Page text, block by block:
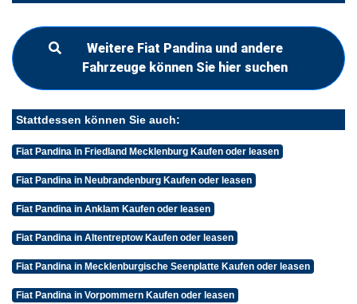
Weitere Fiat Pandina und andere
Fahrzeuge können Sie hier suchen
Stattdessen können Sie auch:
Fiat Pandina in Friedland Mecklenburg Kaufen oder leasen
Fiat Pandina in Neubrandenburg Kaufen oder leasen
Fiat Pandina in Anklam Kaufen oder leasen
Fiat Pandina in Altentreptow Kaufen oder leasen
Fiat Pandina in Mecklenburgische Seenplatte Kaufen oder leasen
Fiat Pandina in Vorpommern Kaufen oder leasen